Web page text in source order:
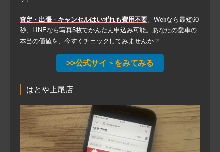
査定・出張・キャンセルはいずれも費用不要。Webなら最短60
秒、LINEなら写真5枚でかんたん申込み可能。あなたの愛車の
本当の価値を、今すぐチェックしてみませんか？
>>公式サイトをみてみる
はとや上尾店